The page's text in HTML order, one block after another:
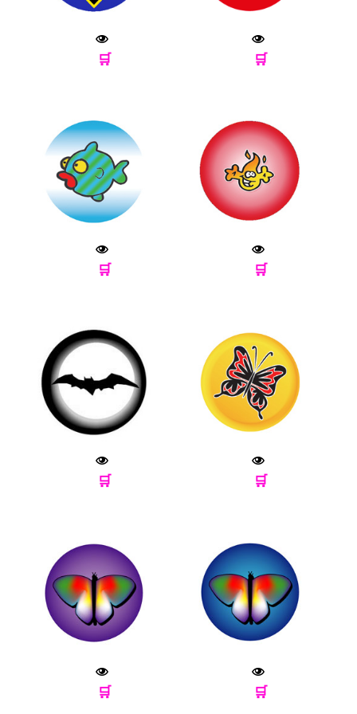
🛒 🛒
🛒 🛒
🛒 🛒
🛒 🛒